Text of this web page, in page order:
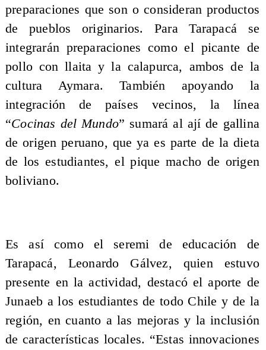
preparaciones que son o consideran productos
de pueblos originarios. Para Tarapacá se
integrarán preparaciones como el picante de
pollo con llaita y la calapurca, ambos de la
cultura Aymara. También apoyando la
integración de países vecinos, la línea
“Cocinas del Mundo” sumará al ají de gallina
de origen peruano, que ya es parte de la dieta
de los estudiantes, el pique macho de origen
boliviano.
Es así como el seremi de educación de
Tarapacá, Leonardo Gálvez, quien estuvo
presente en la actividad, destacó el aporte de
Junaeb a los estudiantes de todo Chile y de la
región, en cuanto a las mejoras y la inclusión
de características locales. “Estas innovaciones